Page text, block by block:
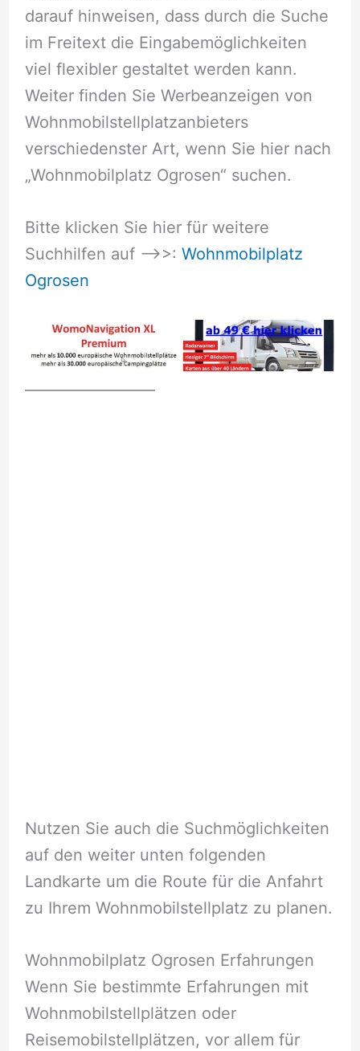
darauf hinweisen, dass durch die Suche
im Freitext die Eingabemöglichkeiten
viel flexibler gestaltet werden kann.
Weiter finden Sie Werbeanzeigen von
Wohnmobilstellplatzanbieters
verschiedenster Art, wenn Sie hier nach
„Wohnmobilplatz Ogrosen“ suchen.
Bitte klicken Sie hier für weitere
Suchhilfen auf –>>: Wohnmobilplatz
Ogrosen
Nutzen Sie auch die Suchmöglichkeiten
auf den weiter unten folgenden
Landkarte um die Route für die Anfahrt
zu Ihrem Wohnmobilstellplatz zu planen.
Wohnmobilplatz Ogrosen Erfahrungen
Wenn Sie bestimmte Erfahrungen mit
Wohnmobilstellplätzen oder
Reisemobilstellplätzen, vor allem für